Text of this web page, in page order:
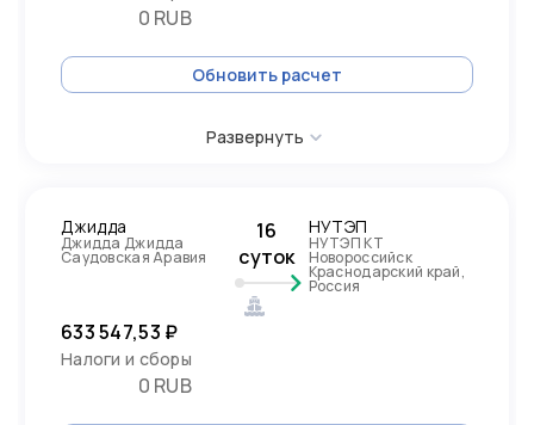
0 RUB
Обновить расчет
Развернуть
Джидда
Джидда Джидда
Саудовская Аравия
16
суток
НУТЭП
НУТЭП КТ
Новороссийск
Краснодарский край,
Россия
633 547,53 ₽
Налоги и сборы
0 RUB